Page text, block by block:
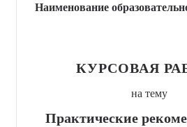
Наименование
КУРСОВАЯ
на тему
Практические